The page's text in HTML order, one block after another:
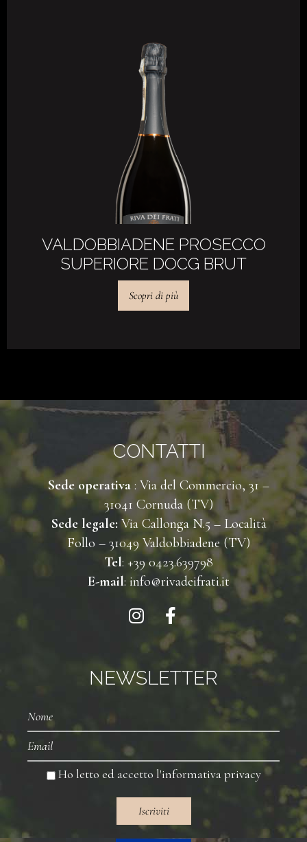
VALDOBBIADENE PROSECCO
SUPERIORE DOCG BRUT
Scopri di più
CONTATTI
Sede operativa: Via del Commercio, 31 –
31041 Cornuda (TV)
Sede legale: Via Callonga N.5 – Località
Follo – 31049 Valdobbiadene (TV)
Tel: +39 0423.639798
E-mail: info@rivadeifrati.it
NEWSLETTER
Email
Ho letto ed accetto l'informativa privacy